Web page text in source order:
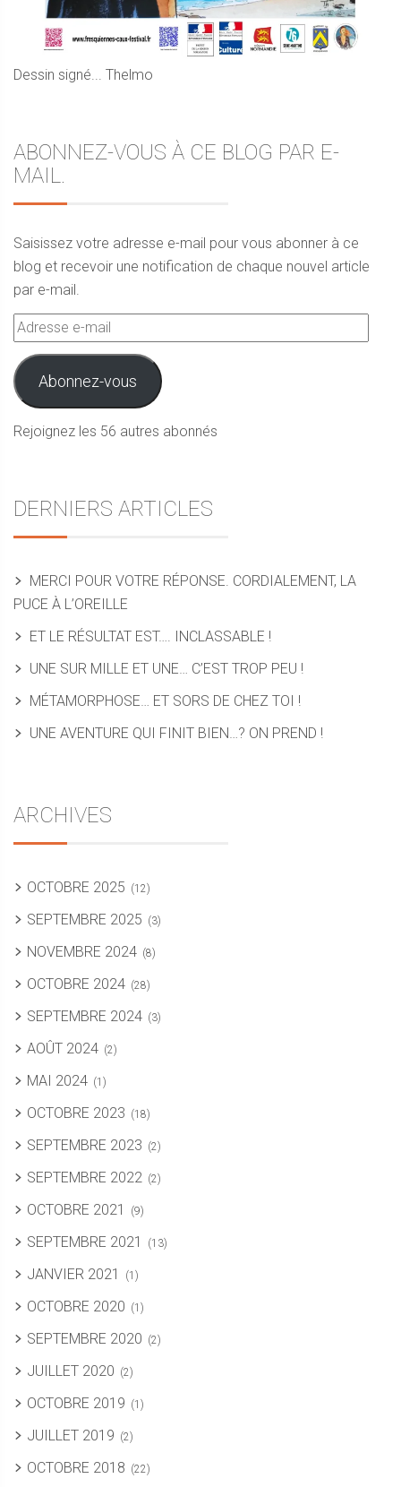
Dessin signé... Thelmo
ABONNEZ-VOUS À CE BLOG PAR E-
MAIL.
Saisissez votre adresse e-mail pour vous abonner à ce
blog et recevoir une notification de chaque nouvel article
par e-mail.
Adresse
e-
mail
Abonnez-vous
Rejoignez les 56 autres abonnés
DERNIERS ARTICLES
MERCI POUR VOTRE RÉPONSE. CORDIALEMENT, LA
PUCE À L’OREILLE
ET LE RÉSULTAT EST…. INCLASSABLE !
UNE SUR MILLE ET UNE… C’EST TROP PEU !
MÉTAMORPHOSE… ET SORS DE CHEZ TOI !
UNE AVENTURE QUI FINIT BIEN…? ON PREND !
ARCHIVES
OCTOBRE 2025 (12)
SEPTEMBRE 2025 (3)
NOVEMBRE 2024 (8)
OCTOBRE 2024 (28)
SEPTEMBRE 2024 (3)
AOÛT 2024 (2)
MAI 2024 (1)
OCTOBRE 2023 (18)
SEPTEMBRE 2023 (2)
SEPTEMBRE 2022 (2)
OCTOBRE 2021 (9)
SEPTEMBRE 2021 (13)
JANVIER 2021 (1)
OCTOBRE 2020 (1)
SEPTEMBRE 2020 (2)
JUILLET 2020 (2)
OCTOBRE 2019 (1)
JUILLET 2019 (2)
OCTOBRE 2018 (22)